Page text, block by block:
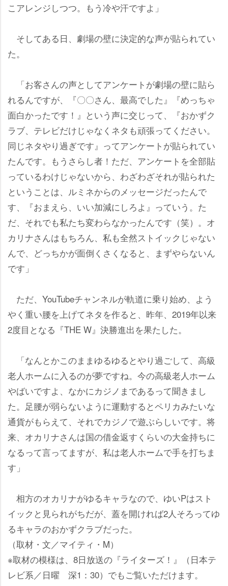
こアレンジしつつ。もう冷や汗ですよ」
そしてある日、劇場の壁に決定的な声が貼られてい
た。
「お客さんの声としてアンケートが劇場の壁に貼ら
れるんですが、『〇〇さん、最高でした』『めっちゃ
面白かったです！』という声に交じって、『おかずク
ラブ、テレビだけじゃなくネタも頑張ってください。
同じネタやり過ぎです』ってアンケートが貼られてい
たんです。もうさらし者！ただ、アンケートを全部貼
っているわけじゃないから、わざわざそれが貼られた
ということは、ルミネからのメッセージだったんで
す、『おまえら、いい加減にしろよ』っていう。た
だ、それでも私たち変わらなかったんです（笑）。オ
カリナさんはもちろん、私も全然ストイックじゃない
んで、どっちかが面倒くさくなると、まずやらないん
です」
ただ、YouTubeチャンネルが軌道に乗り始め、よう
く重い腰を上げてネタを作ると、昨年、2019年以来
2度目となる『THE W』決勝進出を果たした。
「なんとかこのままゆるゆるとやり過ごして、高級
老人ホームに入るのが夢ですね。今の高級老人ホーム
ばいですよ、なかにカジノまであるって聞きまし
た。足腰が弱らないように運動するとペリカみたいな
通貨がもらえて、それでカジノで遊ぶらしいです。将
来、オカリナさんは国の借金返すくらいの大金持ちに
なるって言ってますが、私は老人ホームで手を打ちま
す」
相方のオカリナがゆるキャラなので、ゆいPはスト
イックと見られがちだが、蓋を開ければ2人そろってゆ
るキャラのおかずクラブだった。
（取材・文／マイティ・M）
※取材の模様は、8日放送の『ライターズ！』（日本テ
レビ系／日曜 深1：30）でもご覧いただけます。